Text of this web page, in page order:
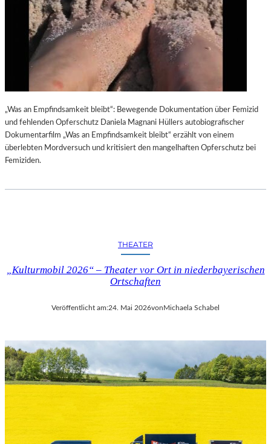
„Was an Empfindsamkeit bleibt“: Bewegende Dokumentation über Femizid
und fehlenden Opferschutz Daniela Magnani Hüllers autobiografischer
Dokumentarfilm „Was an Empfindsamkeit bleibt“ erzählt von einem
überlebten Mordversuch und kritisiert den mangelhaften Opferschutz bei
Femiziden.
THEATER
„Kulturmobil 2026“ – Theater vor Ort in niederbayerischen
Ortschaften
Veröffentlicht am:24. Mai 2026vonMichaela Schabel